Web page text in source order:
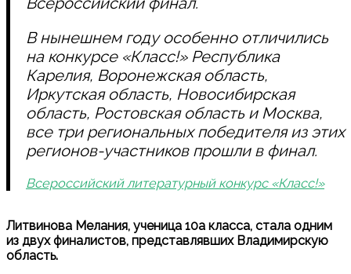
В нынешнем году особенно отличились
на конкурсе «Класс!» Республика
Карелия, Воронежская область,
Иркутская область, Новосибирская
область, Ростовская область и Москва,
все три региональных победителя из этих
регионов-участников прошли в финал.
Всероссийский литературный конкурс «Класс!»
Литвинова Мелания, ученица 10а класса, стала одним
из двух финалистов, представлявших Владимирскую
область.